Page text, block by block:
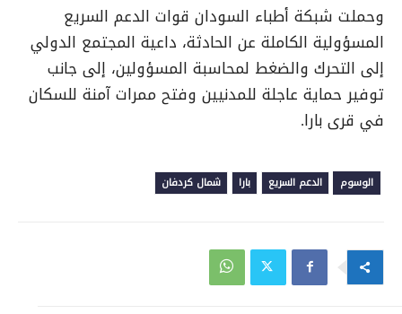
وحملت شبكة أطباء السودان قوات الدعم السريع
المسؤولية الكاملة عن الحادثة، داعية المجتمع الدولي
إلى التحرك والضغط لمحاسبة المسؤولين، إلى جانب
توفير حماية عاجلة للمدنيين وفتح ممرات آمنة للسكان
في قرى بارا.
الوسوم الدعم السريع بارا شمال كردفان